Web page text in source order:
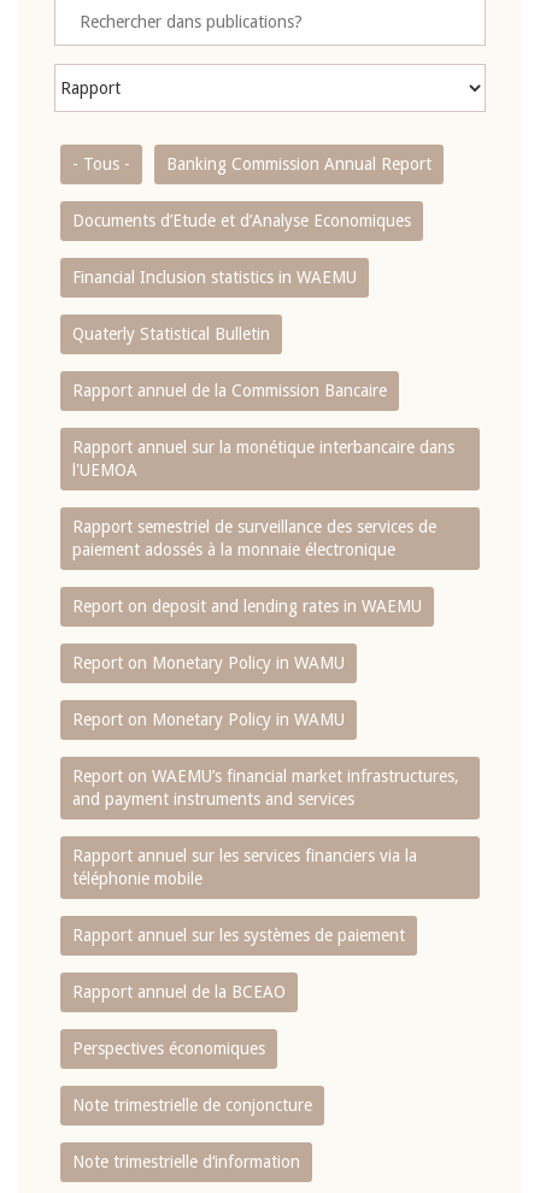
- Tous - Banking Commission Annual Report
Documents d’Etude et d’Analyse Economiques
Financial Inclusion statistics in WAEMU
Quaterly Statistical Bulletin
Rapport annuel de la Commission Bancaire
Rapport annuel sur la monétique interbancaire dans
l'UEMOA
Rapport semestriel de surveillance des services de
paiement adossés à la monnaie électronique
Report on deposit and lending rates in WAEMU
Report on Monetary Policy in WAMU
Report on Monetary Policy in WAMU
Report on WAEMU’s financial market infrastructures,
and payment instruments and services
Rapport annuel sur les services financiers via la
téléphonie mobile
Rapport annuel sur les systèmes de paiement
Rapport annuel de la BCEAO
Perspectives économiques
Note trimestrielle de conjoncture
Note trimestrielle d‘information